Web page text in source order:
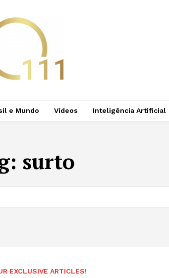
e Mundo Vídeos Inteligência Artificial
surto
EXCLUSIVE ARTICLES!